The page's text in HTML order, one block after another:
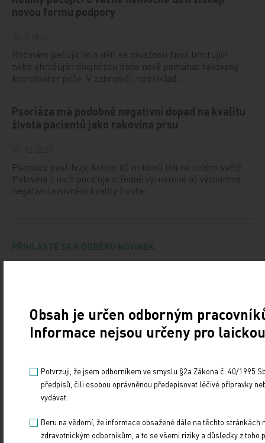
novou formu podpory
Rodinám pečujícím o děti se závažnou život limitující
nebo ohrožující diagnózou bude nově pomáhat takzvaný
koordinátor péče. V zahraničí, například…
Psoriáza má podobně negativní dopad na kvalitu
života pacientů jako rakovina prsu
Psoriáza postihuje kolem 60 milionů lidí na celém světě.
Polovina z nich pociťuje středně významné až významné
negativní ovlivnění kvality života…
PŘIHLASTE SE K ODBĚRU NOVINEK.
Udržujte si přehled
Souhlasím se zasíláním newsletteru
Obsah je určen odborným
Informace nejsou určeny pro
Potvrzuji, že jsem odborníkem ve smyslu §2a Zákona č. 40/1995
předpisů, čili osobou oprávněnou předepisovat léčivé přípravky
vydávat.
Beru na vědomí, že informace obsažené dále na těchto
zdravotnickým odborníkům, a to se všemi riziky a důsledky z